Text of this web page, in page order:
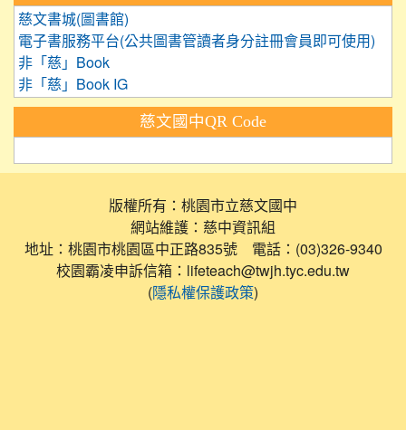
慈文書城(圖書館)
電子書服務平台(公共圖書管讀者身分註冊會員即可使用)
非「慈」Book
非「慈」Book IG
慈文國中QR Code
版權所有：桃園市立慈文國中
網站維護：慈中資訊組
地址：桃園市桃園區中正路835號 電話：(03)326-9340
校園霸凌申訴信箱：lifeteach@twjh.tyc.edu.tw
(隱私權保護政策)